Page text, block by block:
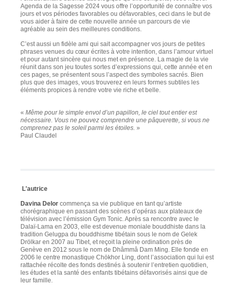
Agenda de la Sagesse 2024 vous offre l’opportunité de connaître vos
jours et vos périodes favorables ou défavorables, ceci dans le but de
vous aider à faire de cette nouvelle année un parcours de vie
agréable au sein des meilleures conditions.
C’est aussi un fidèle ami qui sait accompagner vos jours de petites
phrases venues du cœur écrites à votre intention, dans l’amour virtuel
et pour autant sincère qui nous met en présence. La magie de la vie
réunit dans son jeu toutes sortes d’expressions qui, cette année et en
ces pages, se présentent sous l’aspect des symboles sacrés. Bien
plus que des images, vous trouverez en leurs formes subtiles les
éléments propices à rendre votre vie riche et belle.
« Même pour le simple envol d’un papillon, le ciel tout entier est
nécessaire. Vous ne pouvez comprendre une pâquerette, si vous ne
comprenez pas le soleil parmi les étoiles. »
Paul Claudel
L'autrice
Davina Delor commença sa vie publique en tant qu’artiste
chorégraphique en passant des scènes d’opéras aux plateaux de
télévision avec l’émission Gym Tonic. Après sa rencontre avec le
Dalaï-Lama en 2003, elle est devenue moniale bouddhiste dans la
tradition Gelugpa du bouddhisme tibétain sous le nom de Gelek
Drölkar en 2007 au Tibet, et reçoit la pleine ordination près de
Genève en 2012 sous le nom de Dhâmmâ Dam Ming. Elle fonde en
2006 le centre monastique Chökhor Ling, dont l’association qui lui est
rattachée récolte des fonds destinés à soutenir l’entretien quotidien,
les études et la santé des enfants tibétains défavorisés ainsi que de
leur famille.